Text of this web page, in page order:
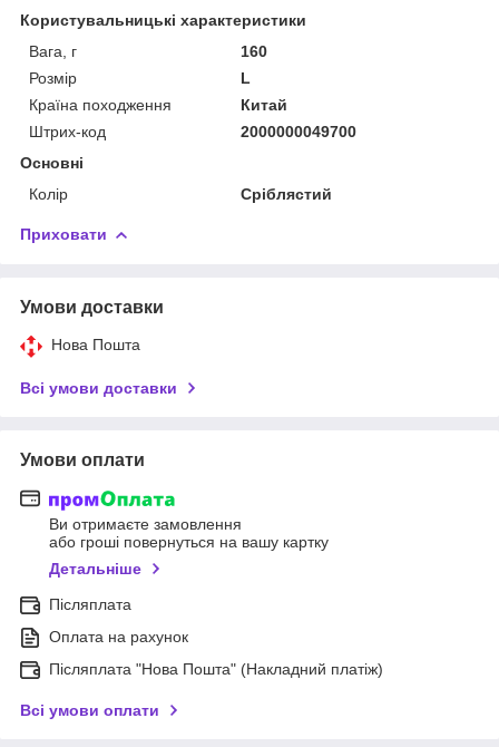
Користувальницькі характеристики
Вага, г
160
Розмір
L
Країна походження
Китай
Штрих-код
2000000049700
Основні
Колір
Сріблястий
Приховати
Умови доставки
Нова Пошта
Всі умови доставки
Умови оплати
Ви отримаєте замовлення
або гроші повернуться на вашу картку
Детальніше
Післяплата
Оплата на рахунок
Післяплата "Нова Пошта" (Накладний платіж)
Всі умови оплати